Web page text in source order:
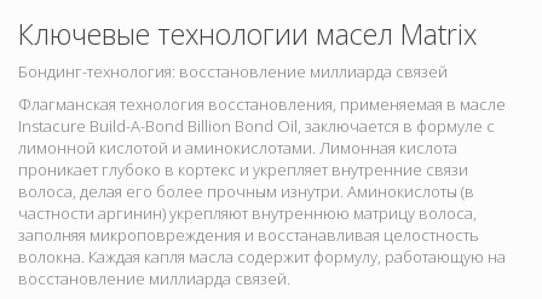
Ключевые технологии масел Matrix
Бондинг-технология: восстановление миллиарда связей
Флагманская технология восстановления, применяемая в масле
Instacure Build-A-Bond Billion Bond Oil, заключается в формуле с
лимонной кислотой и аминокислотами. Лимонная кислота
проникает глубоко в кортекс и укрепляет внутренние связи
волоса, делая его более прочным изнутри. Аминокислоты (в
частности аргинин) укрепляют внутреннюю матрицу волоса,
заполняя микроповреждения и восстанавливая целостность
волокна. Каждая капля масла содержит формулу, работающую на
восстановление миллиарда связей.